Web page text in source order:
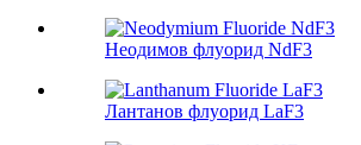
Неодимов флуорид NdF3
Лантанов флуорид LaF3